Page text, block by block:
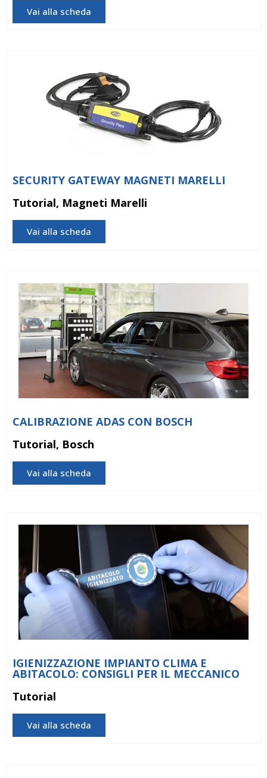
Vai alla scheda
SECURITY GATEWAY MAGNETI MARELLI
Tutorial, Magneti Marelli
Vai alla scheda
CALIBRAZIONE ADAS CON BOSCH
Tutorial, Bosch
Vai alla scheda
IGIENIZZAZIONE IMPIANTO CLIMA E
ABITACOLO: CONSIGLI PER IL MECCANICO
Tutorial
Vai alla scheda